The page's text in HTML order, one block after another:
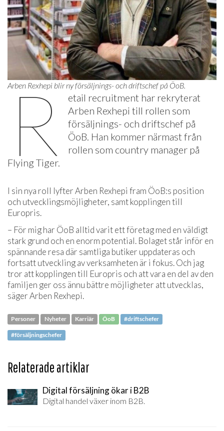
Arben Rexhepi blir ny försäljnings- och driftschef på ÖoB.
R
etail recruitment har rekryterat
Arben Rexhepi till rollen som
försäljnings- och driftschef på
ÖoB. Han kommer närmast från
rollen som country manager på
Flying Tiger.
I sin nya roll lyfter Arben Rexhepi fram ÖoB:s position
och utvecklingsmöjligheter, samt kopplingen till
Europris.
– För mig har ÖoB alltid varit ett företag med en väldigt
stark grund och en enorm potential. Bolaget står inför en
spännande resa där samtliga butiker uppdateras och
fortsatt utveckling av verksamheten är i fokus. Och jag
tror att kopplingen till Europris och att vara en del av den
familjen ger oss ännu bättre möjligheter att utvecklas,
säger Arben Rexhepi.
Personer Nyheter Karriär ÖoB #driftschefer
#försäljningschefer
Relaterade artiklar
Digital försäljning ökar i B2B
Digital handel växer inom B2B.